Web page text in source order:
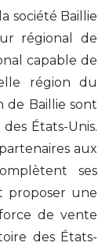
société Baillie
régional de
capable de
région du
de Baillie sont
États-Unis.
aux
ses
proposer une
de vente
des États-